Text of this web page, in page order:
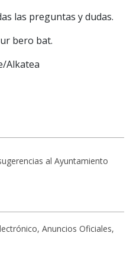
las preguntas y dudas.
bero bat.
Alkatea
al Ayuntamiento
Anuncios Oficiales,